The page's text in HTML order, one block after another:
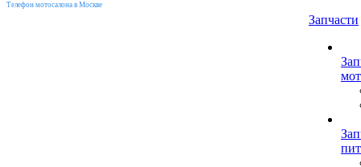
Телефон мотосалона в Москве
Запчасти